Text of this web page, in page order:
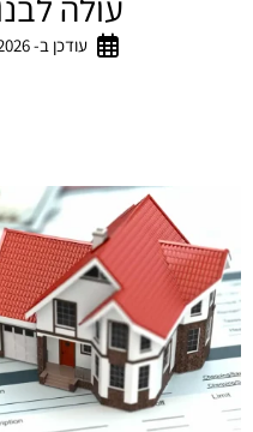
עודכן ב- 12/01/2026 ע"י גבריאל תורן